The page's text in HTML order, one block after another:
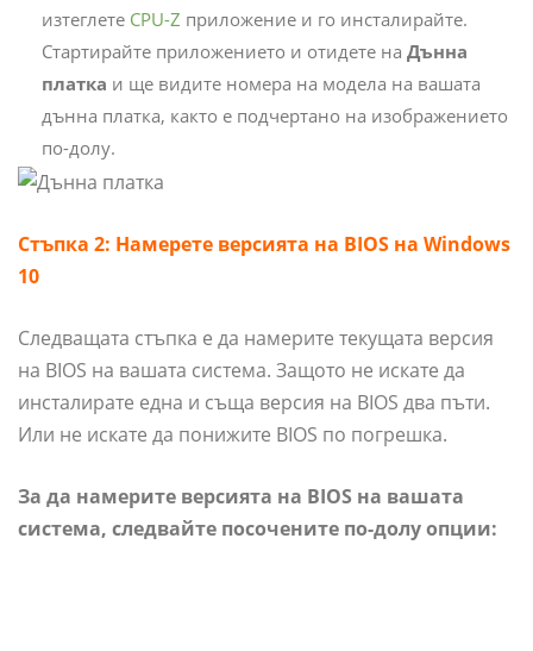
изтеглете CPU-Z приложение и го инсталирайте.
Стартирайте приложението и отидете на Дънна
платка и ще видите номера на модела на вашата
дънна платка, както е подчертано на изображението
по-долу.
Стъпка 2: Намерете версията на BIOS на Windows
10
Следващата стъпка е да намерите текущата версия
на BIOS на вашата система. Защото не искате да
инсталирате една и съща версия на BIOS два пъти.
Или не искате да понижите BIOS по погрешка.
За да намерите версията на BIOS на вашата
система, следвайте посочените по-долу опции: